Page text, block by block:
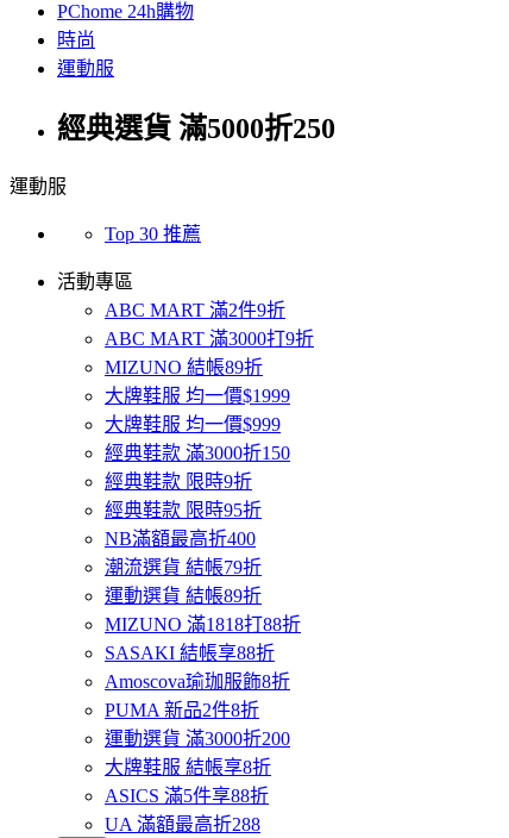
PChome 24h購物
時尚
運動服
經典選貨 滿5000折250
運動服
Top 30 推薦
活動專區
ABC MART 滿2件9折
ABC MART 滿3000打9折
MIZUNO 結帳89折
大牌鞋服 均一價$1999
大牌鞋服 均一價$999
經典鞋款 滿3000折150
經典鞋款 限時9折
經典鞋款 限時95折
NB滿額最高折400
潮流選貨 結帳79折
運動選貨 結帳89折
MIZUNO 滿1818打88折
SASAKI 結帳享88折
Amoscova瑜珈服飾8折
PUMA 新品2件8折
運動選貨 滿3000折200
大牌鞋服 結帳享8折
ASICS 滿5件享88折
UA 滿額最高折288